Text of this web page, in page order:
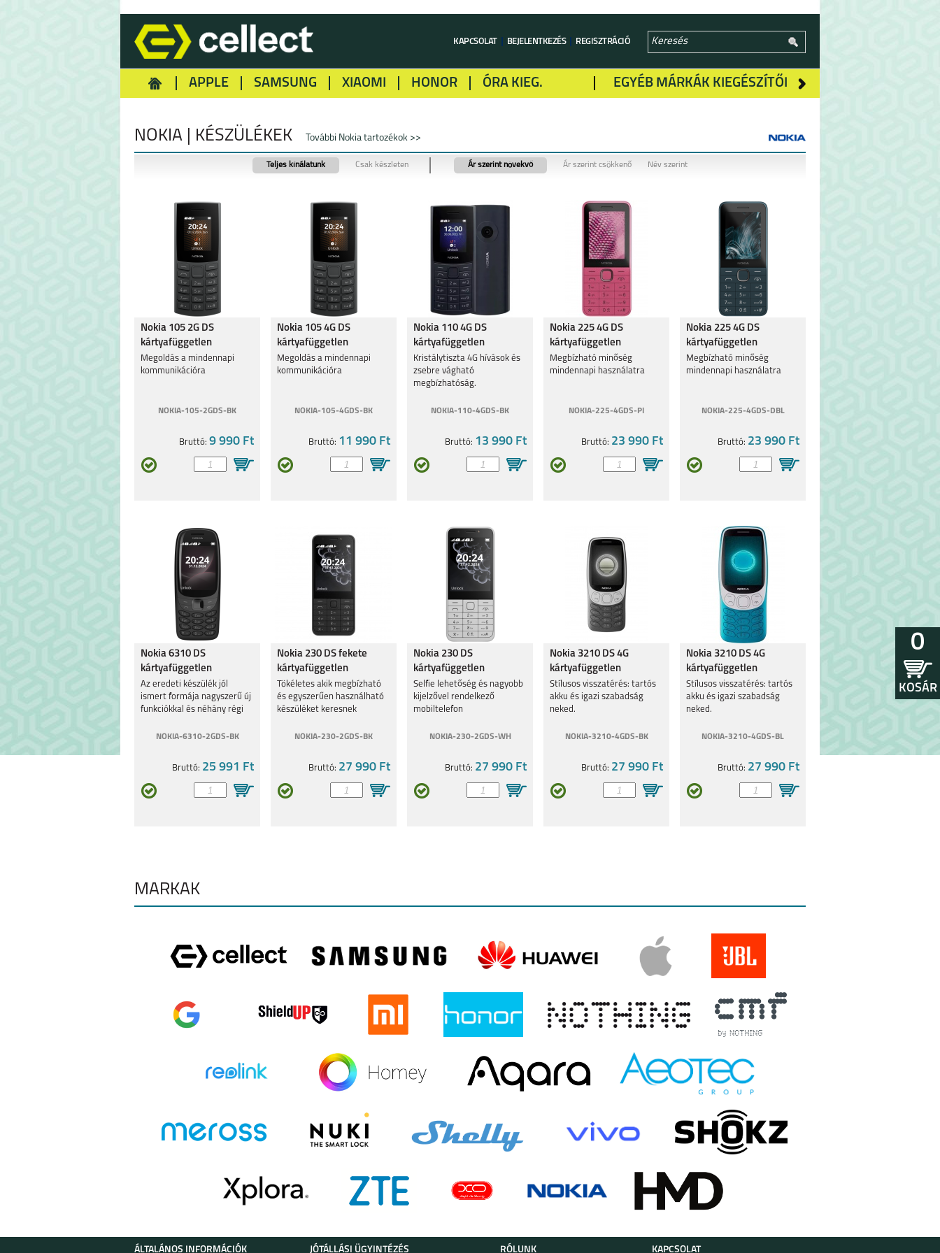
KAPCSOLAT BEJELENTKEZÉS REGISZTRÁCIÓ
EGYÉB MÁRKÁK KIEGÉSZÍTŐI
APPLE SAMSUNG XIAOMI HONOR ÓRA KIEG.
NOKIA | KÉSZÜLÉKEK További Nokia tartozékok >>
Teljes kínálatunk Csak készleten Ár szerint növekvő Ár szerint csökkenő Név szerint
Nokia 105 2G DS
kártyafüggetlen
mobiltelefon fekete
Megoldás a mindennapi
kommunikációra
NOKIA-105-2GDS-BK
Bruttó: 9 990 Ft
Nokia 105 4G DS
kártyafüggetlen
mobiltelefon fekete
Megoldás a mindennapi
kommunikációra
NOKIA-105-4GDS-BK
Bruttó: 11 990 Ft
Nokia 110 4G DS
kártyafüggetlen
mobiltelefon kék '23
Kristálytiszta 4G hívások és
zsebre vágható
megbízhatóság.
NOKIA-110-4GDS-BK
Bruttó: 13 990 Ft
Nokia 225 4G DS
kártyafüggetlen
mobiltelefon pink
Megbízható minőség
mindennapi használatra
NOKIA-225-4GDS-PI
Bruttó: 23 990 Ft
Nokia 225 4G DS
kártyafüggetlen
mobiltelefon sötét kék
Megbízható minőség
mindennapi használatra
NOKIA-225-4GDS-DBL
Bruttó: 23 990 Ft
Nokia 6310 DS
kártyafüggetlen
mobiltelefon, fekete
Az eredeti készülék jól
ismert formája nagyszerű új
funkciókkal és néhány régi
NOKIA-6310-2GDS-BK
Bruttó: 25 991 Ft
Nokia 230 DS fekete
kártyafüggetlen
mobiltelefon
Tökéletes akik megbízható
és egyszerűen használható
készüléket keresnek
NOKIA-230-2GDS-BK
Bruttó: 27 990 Ft
Nokia 230 DS
kártyafüggetlen
mobiltelefon, fehér
Selfie lehetőség és nagyobb
kijelzővel rendelkező
mobiltelefon
NOKIA-230-2GDS-WH
Bruttó: 27 990 Ft
Nokia 3210 DS 4G
kártyafüggetlen
mobiltelefon, fekete '24
Stílusos visszatérés: tartós
akku és igazi szabadság
neked.
NOKIA-3210-4GDS-BK
Bruttó: 27 990 Ft
Nokia 3210 DS 4G
kártyafüggetlen
mobiltelefon, kék '24
Stílusos visszatérés: tartós
akku és igazi szabadság
neked.
NOKIA-3210-4GDS-BL
Bruttó: 27 990 Ft
MÁRKÁK
ÁLTALÁNOS INFORMÁCIÓK JÓTÁLLÁSI ÜGYINTÉZÉS RÓLUNK KAPCSOLAT
0
KOSÁR